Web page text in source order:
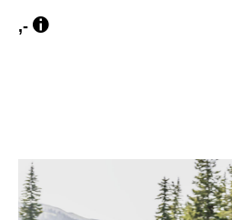
,-